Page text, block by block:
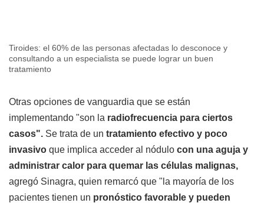
Tiroides: el 60% de las personas afectadas lo desconoce y
consultando a un especialista se puede lograr un buen
tratamiento
Otras opciones de vanguardia que se están
implementando "son la radiofrecuencia para ciertos
casos". Se trata de un tratamiento efectivo y poco
invasivo que implica acceder al nódulo con una aguja y
administrar calor para quemar las células malignas,
agregó Sinagra, quien remarcó que "la mayoría de los
pacientes tienen un pronóstico favorable y pueden